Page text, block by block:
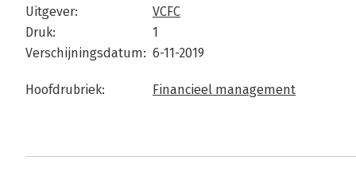
Uitgever:
VCFC
Druk:
1
Verschijningsdatum: 6-11-2019
Hoofdrubriek: Financieel management